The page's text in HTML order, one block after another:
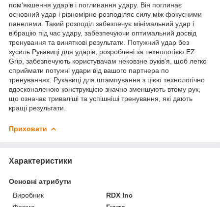
пом'якшення ударів і поглинання удару. Він поглинає
основний удар і рівномірно розподіляє силу між фокусними
панелями. Такий розподіл забезпечує мінімальний удар і
вібрацію під час удару, забезпечуючи оптимальний досвід
тренування та виняткові результати. Потужний удар без
зусиль Рукавиці для ударів, розроблені за технологією EZ
Grip, забезпечують користувачам нековзне руків'я, щоб легко
сприймати потужні удари від вашого партнера по
тренуваннях. Рукавиці для штампування з цією технологічно
вдосконаленою конструкцією значно зменшують втому рук,
що означає триваліші та успішніші тренування, які дають
кращі результати.
Приховати
Характеристики
Основні атрибути
Виробник
RDX Inc